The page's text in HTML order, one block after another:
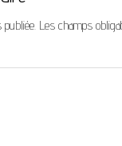
Les champs